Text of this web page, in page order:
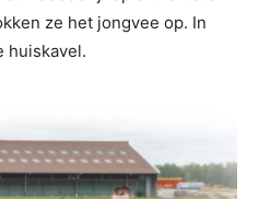
ze het jongvee op. In
huiskavel.